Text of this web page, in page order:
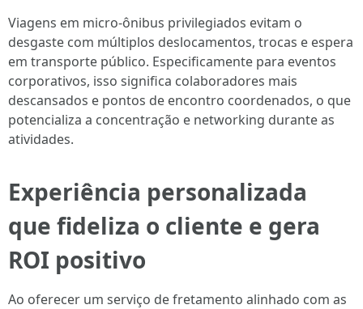
Viagens em micro-ônibus privilegiados evitam o
desgaste com múltiplos deslocamentos, trocas e espera
em transporte público. Especificamente para eventos
corporativos, isso significa colaboradores mais
descansados e pontos de encontro coordenados, o que
potencializa a concentração e networking durante as
atividades.
Experiência personalizada
que fideliza o cliente e gera
ROI positivo
Ao oferecer um serviço de fretamento alinhado com as